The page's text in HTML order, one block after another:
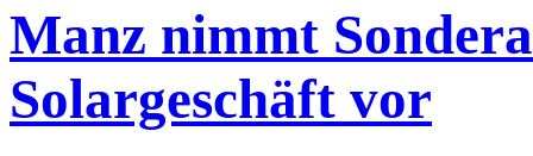
Manz nimmt
Solargeschäft vor